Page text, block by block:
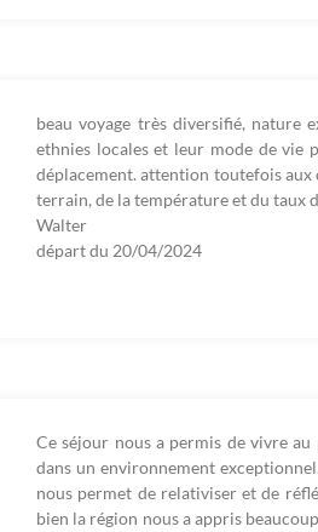
beau voyage très diversifié, nature
ethnies locales et leur mode de vie
déplacement. attention toutefois
terrain, de la température et du taux
Walter
départ du 20/04/2024
Ce séjour nous a permis de vivre
dans un environnement
nous permet de relativiser et de
bien la région nous a appris